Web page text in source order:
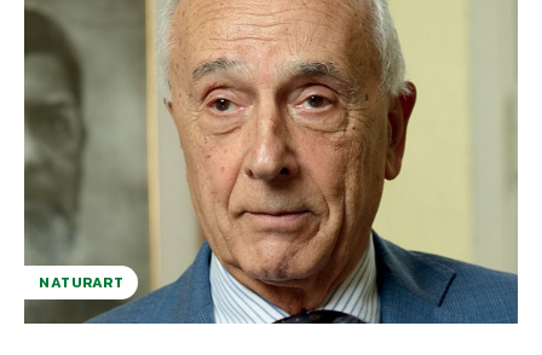
NATURART